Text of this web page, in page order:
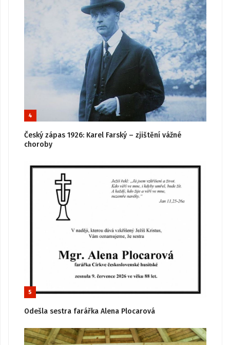
4
Český zápas 1926: Karel Farský – zjištění vážné
choroby
5
Odešla sestra farářka Alena Plocarová